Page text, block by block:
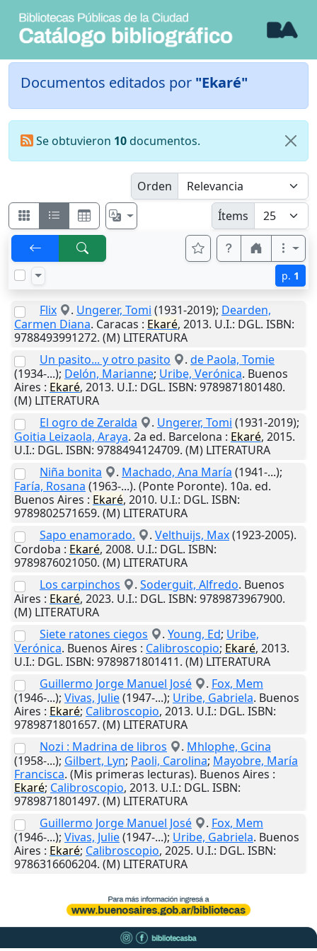
Documentos editados por "Ekaré"
Se obtuvieron 10documentos.
Orden
Ítems
p. 1
Flix . Ungerer, Tomi (1931-2019); Dearden,
Carmen Diana. Caracas : Ekaré, 2013. U.I.: DGL. ISBN:
9788493991272. (M) LITERATURA
Un pasito... y otro pasito
. de Paola, Tomie
(1934-...); Delón, Marianne; Uribe, Verónica. Buenos
Aires : Ekaré, 2013. U.I.: DGL. ISBN: 9789871801480.
(M) LITERATURA
El ogro de Zeralda
. Ungerer, Tomi (1931-2019);
Goitia Leizaola, Araya. 2a ed. Barcelona : Ekaré, 2015.
U.I.: DGL. ISBN: 9788494124709. (M) LITERATURA
Niña bonita
. Machado, Ana María (1941-...);
Faría, Rosana (1963-...). (Ponte Poronte). 10a. ed.
Buenos Aires : Ekaré, 2010. U.I.: DGL. ISBN:
9789802571659. (M) LITERATURA
Sapo enamorado.
. Velthuijs, Max(1923-2005).
Cordoba : Ekaré, 2008. U.I.: DGL. ISBN:
9789876021050. (M) LITERATURA
Los carpinchos
. Soderguit, Alfredo. Buenos
Aires : Ekaré, 2023. U.I.: DGL. ISBN: 9789873967900.
(M) LITERATURA
Siete ratones ciegos
. Young, Ed; Uribe,
Verónica. Buenos Aires : Calibroscopio; Ekaré, 2013.
U.I.: DGL. ISBN: 9789871801411. (M) LITERATURA
Guillermo Jorge Manuel José
. Fox, Mem
(1946-...); Vivas, Julie(1947-...); Uribe, Gabriela. Buenos
Aires : Ekaré; Calibroscopio, 2013. U.I.: DGL. ISBN:
9789871801657. (M) LITERATURA
Nozi : Madrina de libros
. Mhlophe, Gcina
(1958-...); Gilbert, Lyn; Paoli, Carolina; Mayobre, María
Francisca. (Mis primeras lecturas). Buenos Aires :
Ekaré; Calibroscopio, 2013. U.I.: DGL. ISBN:
9789871801497. (M) LITERATURA
Guillermo Jorge Manuel José
. Fox, Mem
(1946-...); Vivas, Julie(1947-...); Uribe, Gabriela. Buenos
Aires : Ekaré; Calibroscopio, 2025. U.I.: DGL. ISBN:
9786316606204. (M) LITERATURA